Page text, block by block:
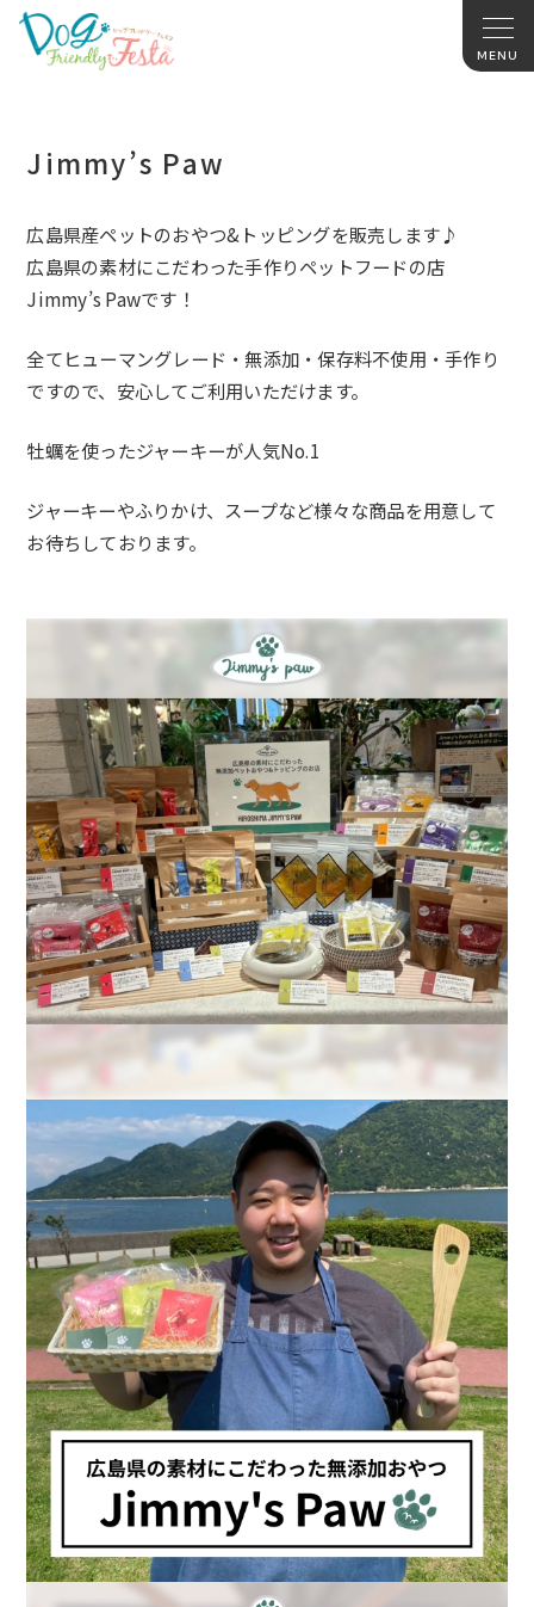
Jimmy’s Paw
広島県産ペットのおやつ&トッピングを販売します♪
広島県の素材にこだわった手作りペットフードの店
Jimmy’s Pawです！
全てヒューマングレード・無添加・保存料不使用・手作り
ですので、安心してご利用いただけます。
牡蠣を使ったジャーキーが人気No.1
ジャーキーやふりかけ、 スープなど様々な商品を用意して
お待ちしております。